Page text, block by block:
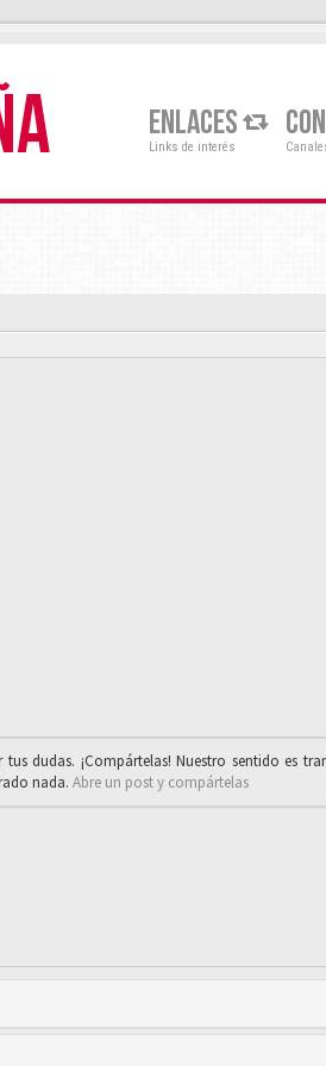
ENLACES
Links de interés
tus dudas. ¡Compártelas! Nuestro sentido es
nada. Abre un post y compártelas